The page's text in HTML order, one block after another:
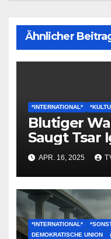
Ähnlicher
*INTERNATIONAL*
Blutiger
Saugt Tsar
Frauen leer
Babys aus
APR. 16, 2025
*INTERNATIONAL*
DEMOKRATISCHE UNION